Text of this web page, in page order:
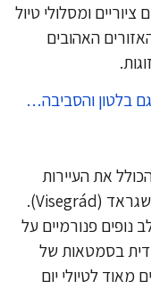
ומסלולי טיול
האהובים
והסביבה…
את העיירות
הציוריות סנטאנדרה (Szentendre) ווישגראד (Visegrád).
פנורמיים על
בסמטאות של
לטיולי יום